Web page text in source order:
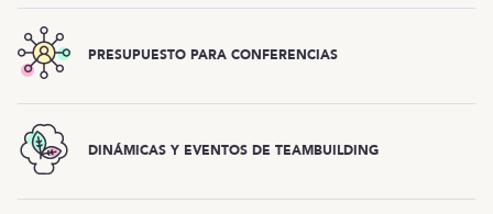
PRESUPUESTO PARA CONFERENCIAS
DINÁMICAS Y EVENTOS DE TEAMBUILDING